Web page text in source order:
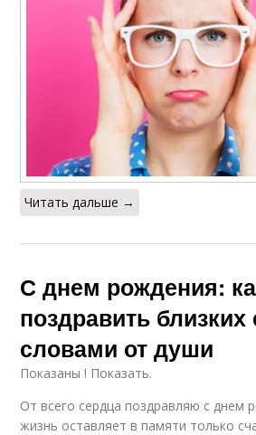
Читать дальше →
С днем рождения:
поздравить
словами от души
Показаны ! Показать.
От всего сердца поздравляю с днем
жизнь оставляет в памяти только